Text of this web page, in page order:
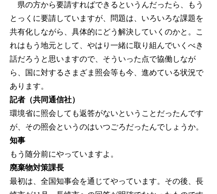
県の方から要請すればできるというんだったら、もう
とっくに要請していますが、問題は、いろいろな課題を
共有化しながら、具体的にどう解決していくのかと。こ
れはもう地元として、やはり一緒に取り組んでいくべき
話だろうと思いますので、そういった点で協働しなが
ら、国に対するさまざま照会等も今、進めている状況で
あります。
記者（共同通信社）
環境省に照会しても返答がないということだったんです
が、その照会というのはいつごろだったんでしょうか。
知事
もう随分前にやっていますよ。
廃棄物対策課長
最初は、全国知事会を通じてやっています。その後、長